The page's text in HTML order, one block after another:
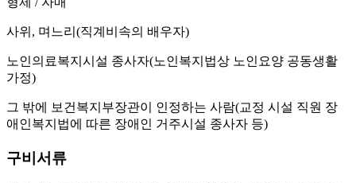
사위, 며느리(직계비속의 배우자)
노인의료복지시설 종사자(노인복지법상 노인요양 공동생활
가정)
그 밖에 보건복지부장관이 인정하는 사람(교정 시설 직원 장
애인복지법에 따른 장애인 거주시설 종사자 등)
구비서류